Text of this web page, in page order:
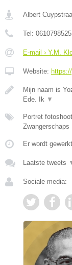
Albert
Tel: 0610798525
E-mail › Y.M.
Website:
Mijn naam is
Ede. Ik ▼
Portret
Zwangerschaps
Er wordt
Laatste tweets
Sociale media: